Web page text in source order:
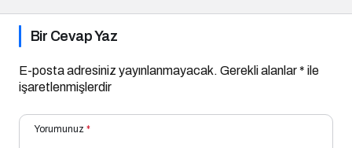
Bir Cevap Yaz
E-posta adresiniz yayınlanmayacak. Gerekli alanlar* ile
işaretlenmişlerdir
Yorumunuz *